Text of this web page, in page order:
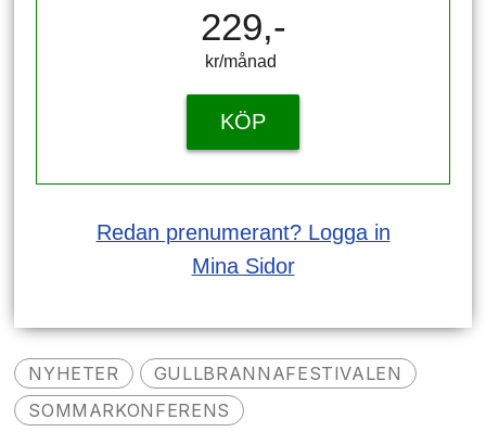
229,-
kr/månad ​​​​​​
KÖP
Redan prenumerant? Logga in
Mina Sidor
NYHETER
GULLBRANNAFESTIVALEN
SOMMARKONFERENS